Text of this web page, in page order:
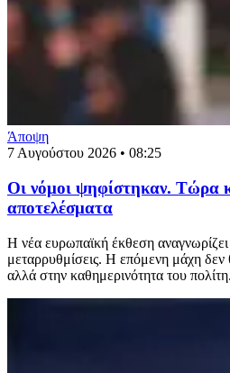
Άποψη
7 Αυγούστου 2026 • 08:25
Οι νόμοι ψηφίστηκαν. Τώρα
αποτελέσματα
Η νέα ευρωπαϊκή έκθεση αναγνωρίζει
μεταρρυθμίσεις. Η επόμενη μάχη δεν
αλλά στην καθημερινότητα του πολίτη.